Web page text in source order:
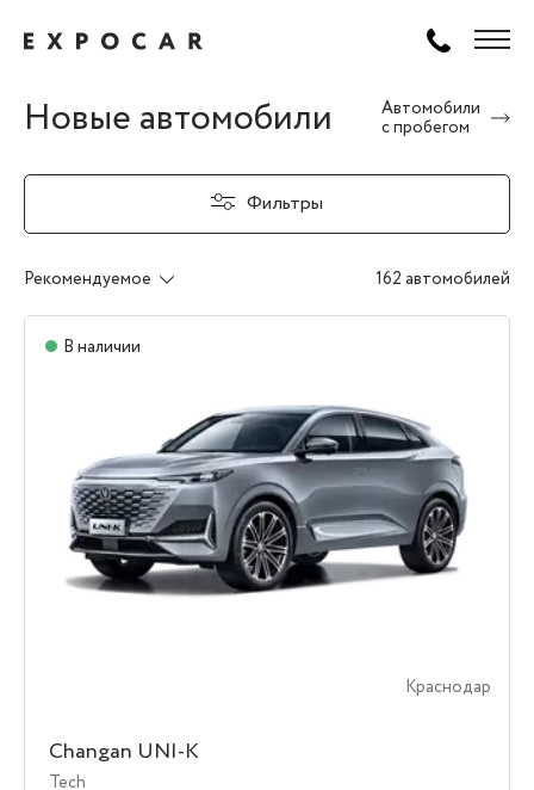
Новые автомобили
Автомобили
с пробегом
Фильтры
Рекомендуемое 162 автомобилей
В наличии
Краснодар
Changan UNI-K
Tech